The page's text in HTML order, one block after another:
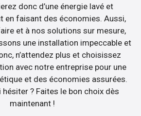
donc d’une énergie lavé et
en faisant des économies. Aussi,
et à nos solutions sur mesure,
une installation impeccable et
n’attendez plus et choisissez
avec notre entreprise pour une
et des économies assurées.
? Faites le bon choix dès
maintenant !